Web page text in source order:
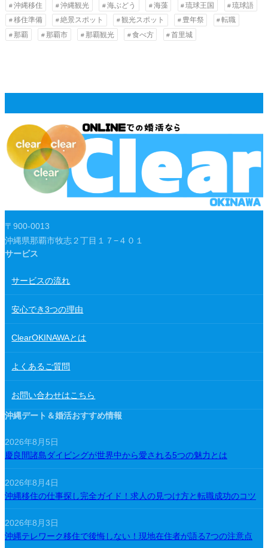
沖縄移住
沖縄観光 海ぶどう 海藻 琉球王国
琉球語
移住準備
絶景スポット 観光スポット 豊年祭
転職
那覇
那覇市 那覇観光 食べ方 首里城
〒900-0013
沖縄県那覇市牧志２丁目１７−４０１
サービス
サービスの流れ
安心でき3つの理由
ClearOKINAWAとは
よくあるご質問
お問い合わせはこちら
沖縄デート＆婚活おすすめ情報
2026年8月5日
慶良間諸島ダイビングが世界中から愛される5つの魅力とは
2026年8月4日
沖縄移住の仕事探し完全ガイド！求人の見つけ方と転職成功のコツ
2026年8月3日
沖縄テレワーク移住で後悔しない！現地在住者が語る7つの注意点